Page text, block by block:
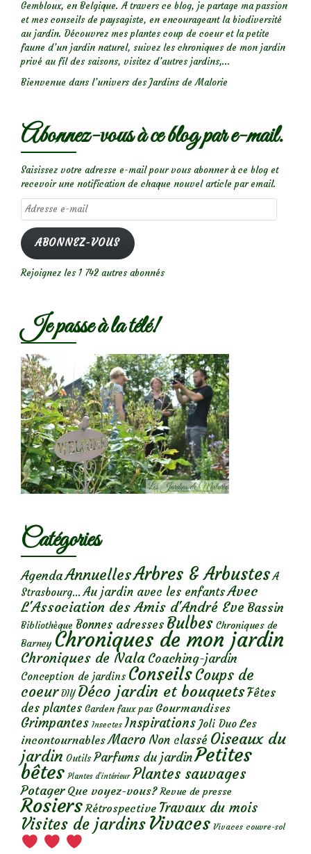
Gembloux, en Belgique. A travers ce blog, je partage ma passion
et mes conseils de paysagiste, en encourageant la biodiversité
au jardin. Découvrez mes plantes coup de coeur et la petite
faune d’un jardin naturel, suivez les chroniques de mon jardin
privé au fil des saisons, visitez d’autres jardins,...
Bienvenue dans l’univers des Jardins de Malorie
Abonnez-vous à ce blog par e-mail.
Saisissez votre adresse e-mail pour vous abonner à ce blog et
recevoir une notification de chaque nouvel article par email.
Adresse
e-
mail
ABONNEZ-VOUS
Rejoignez les 1 742 autres abonnés
Je passe à la télé!
Catégories
AgendaAnnuellesArbres & Arbustes A
Strasbourg... Au jardin avec les enfantsAvec
L'Association des Amis d'André Eve Bassin
Bibliothèque Bonnes adresses Bulbes Chroniques de
Barney Chroniques de mon jardin
Chroniques de Nala Coaching-jardin
Conception de jardins ConseilsCoups de
coeur DIY Déco jardin et bouquetsFêtes
des plantes Garden faux pas Gourmandises
Grimpantes Insectes Inspirations Joli Duo Les
incontournables Macro Non classé Oiseaux du
jardin Outils Parfums du jardinPetites
bêtes Plantes d’intérieur Plantes sauvages
Potager Que voyez-vous? Revue de presse
Rosiers Rétrospective Travaux du mois
Visites de jardins Vivaces Vivaces couvre-sol